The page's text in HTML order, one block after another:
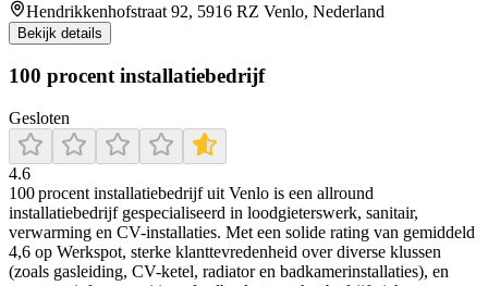
Hendrikkenhofstraat 92, 5916 RZ Venlo, Nederland
Bekijk details
100 procent installatiebedrijf
Gesloten
4.6
100 procent installatiebedrijf uit Venlo is een allround
installatiebedrijf gespecialiseerd in loodgieterswerk, sanitair,
verwarming en CV-installaties. Met een solide rating van gemiddeld
4,6 op Werkspot, sterke klanttevredenheid over diverse klussen
(zoals gasleiding, CV-ketel, radiator en badkamerinstallaties), en